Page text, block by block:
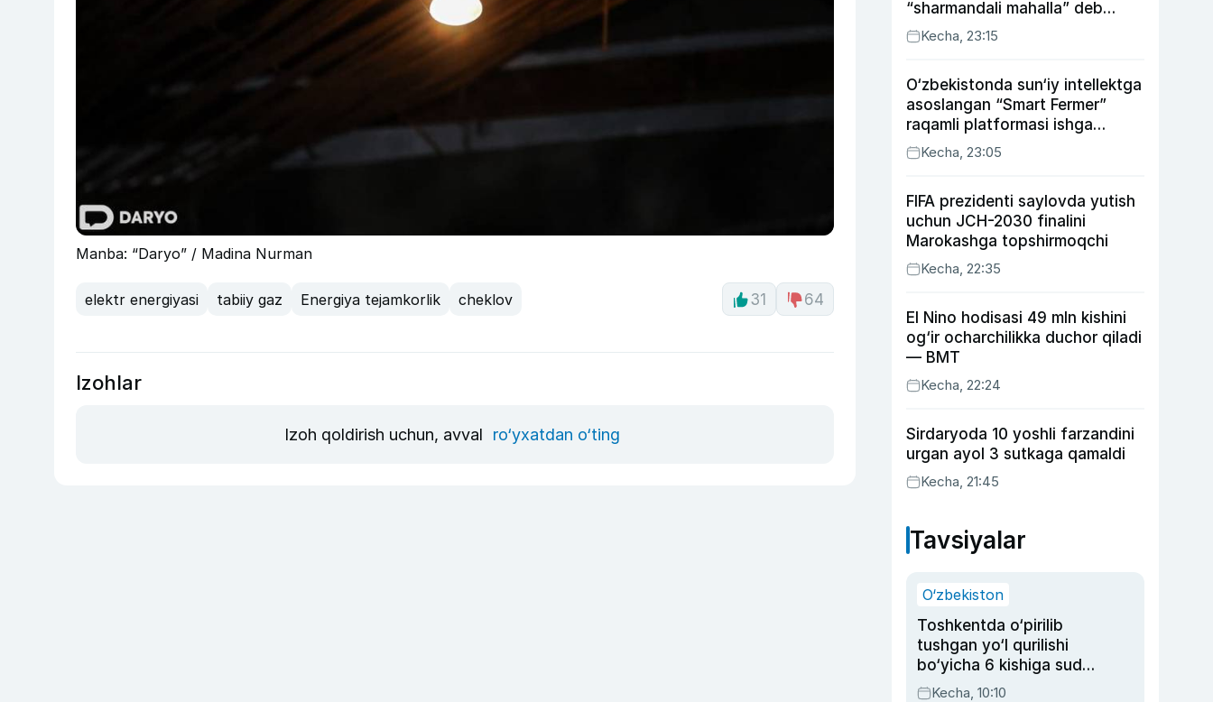
Manba: “Daryo” / Madina Nurman
elektr energiyasi tabiiy gaz Energiya tejamkorlik cheklov 31 64
Izohlar
Izoh qoldirish uchun, avval ro‘yxatdan o‘ting
“sharmandali mahalla” deb
belgilash boshlandi
Kecha, 23:15
O‘zbekistonda sun‘iy intellektga
asoslangan “Smart Fermer”
raqamli platformasi ishga
tushiriladi
Kecha, 23:05
FIFA prezidenti saylovda yutish
uchun JCH-2030 finalini
Marokashga topshirmoqchi
Kecha, 22:35
El Nino hodisasi 49 mln kishini
og‘ir ocharchilikka duchor qiladi
— BMT
Kecha, 22:24
Sirdaryoda 10 yoshli farzandini
urgan ayol 3 sutkaga qamaldi
Kecha, 21:45
Tavsiyalar
O‘zbekiston
Toshkentda o‘pirilib
tushgan yo‘l qurilishi
bo‘yicha 6 kishiga sud
hukmi o‘qildi
Kecha, 10:10